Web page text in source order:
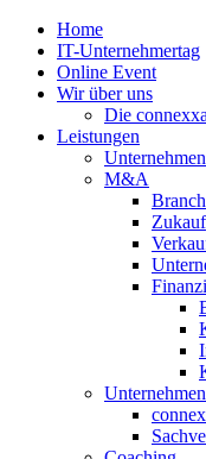
Home
IT-Unternehmertag
Online Event
Wir über uns
Die
Leistungen
M&A
Zukauf